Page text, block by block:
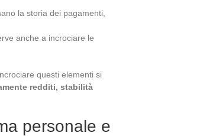
la storia dei pagamenti,
anche a incrociare le
questi elementi si
redditi, stabilità
personale e